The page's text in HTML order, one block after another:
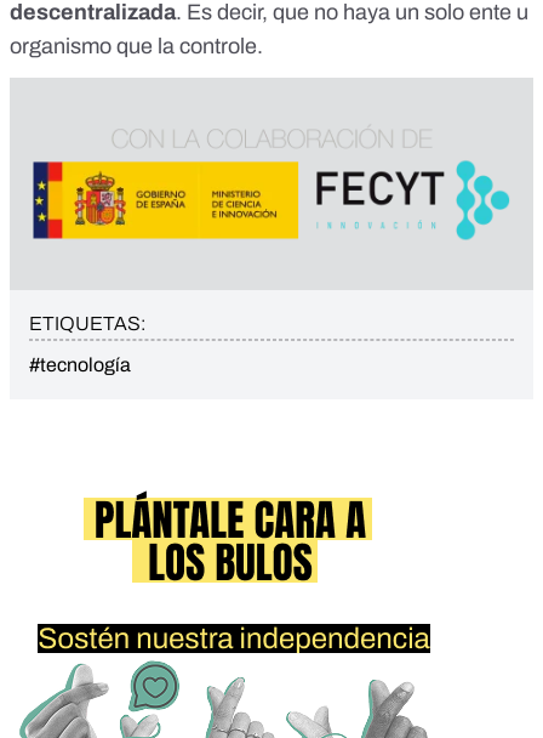
descentralizada. Es decir, que no haya un solo ente u
organismo que la controle.
ETIQUETAS:
#tecnología